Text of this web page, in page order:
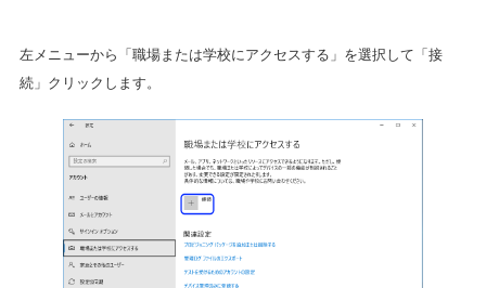
左メニューから「職場または学校にアクセスする」を選択して「接
続」クリックします。